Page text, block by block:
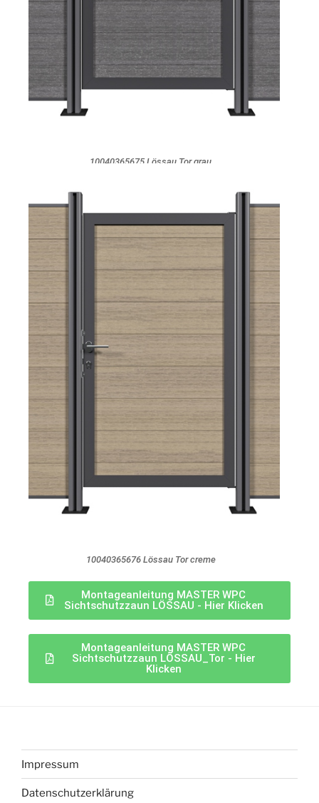
10040365675 Lössau Tor grau
10040365676 Lössau Tor creme
Montageanleitung MASTER WPC
Sichtschutzzaun LÖSSAU - Hier Klicken
Montageanleitung MASTER WPC
Sichtschutzzaun LÖSSAU_Tor - Hier
Klicken
Impressum
Datenschutzerklärung